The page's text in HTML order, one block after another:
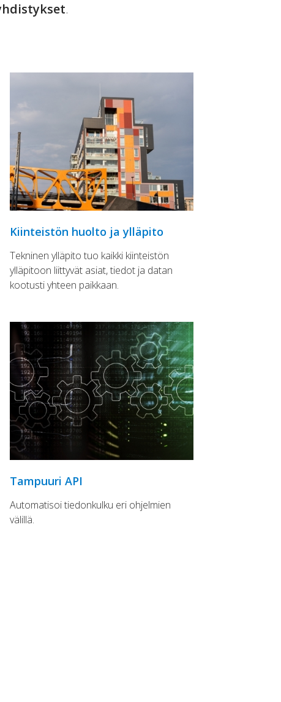
.
Kiinteistön huolto ja ylläpito
Tekninen ylläpito tuo kaikki kiinteistön
ylläpitoon liittyvät asiat, tiedot ja datan
kootusti yhteen paikkaan.
Tampuuri API
Automatisoi tiedonkulku eri ohjelmien
välillä.